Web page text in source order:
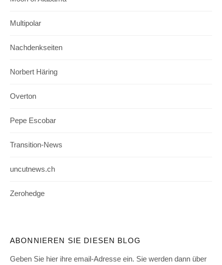
Multipolar
Nachdenkseiten
Norbert Häring
Overton
Pepe Escobar
Transition-News
uncutnews.ch
Zerohedge
ABONNIEREN SIE DIESEN BLOG
Geben Sie hier ihre email-Adresse ein. Sie werden dann über